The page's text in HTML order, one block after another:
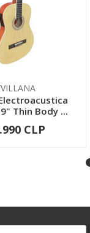
Thin Body ...
+ CLP